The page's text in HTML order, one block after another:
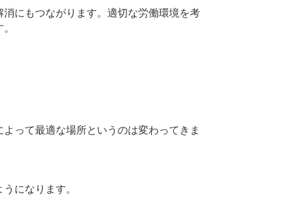
にもつながります。適切な労働環境を考
って最適な場所というのは変わってきま
になります。